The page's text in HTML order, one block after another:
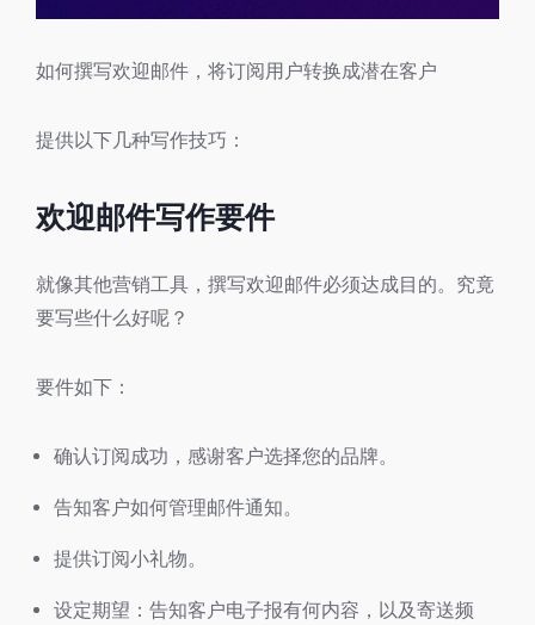
如何撰写欢迎邮件，将订阅用户转换成潜在客户
提供以下几种写作技巧：
欢迎邮件写作要件
就像其他营销工具，撰写欢迎邮件必须达成目的。究竟
要写些什么好呢？
要件如下：
确认订阅成功，感谢客户选择您的品牌。
告知客户如何管理邮件通知。
提供订阅小礼物。
设定期望：告知客户电子报有何内容，以及寄送频